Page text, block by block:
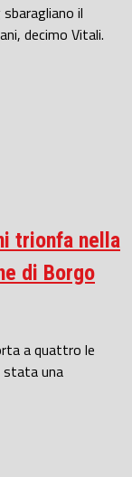
il
decimo Vitali.
trionfa nella
di Borgo
a quattro le
stata una